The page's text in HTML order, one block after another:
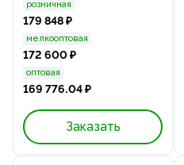
розничная
179 848 ₽
мелкооптовая
172 600 ₽
оптовая
169 776.04 ₽
Заказать